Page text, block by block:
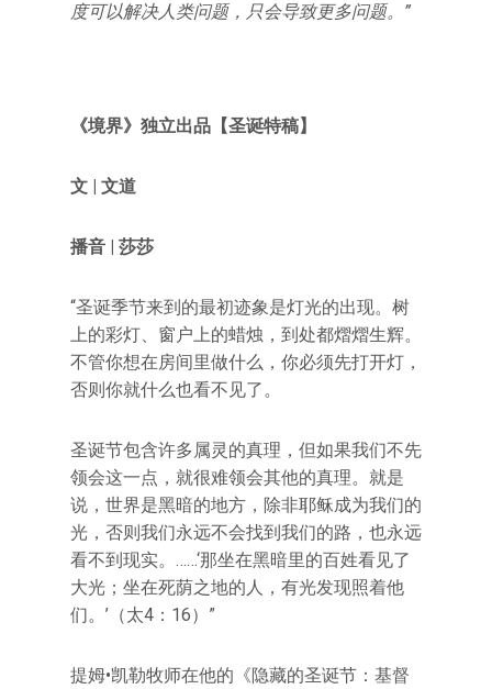
度可以解决人类问题，只会导致更多问题。”
《境界》独立出品【圣诞特稿】
文 | 文道
播音 | 莎莎
“圣诞季节来到的最初迹象是灯光的出现。树
上的彩灯、窗户上的蜡烛，到处都熠熠生辉。
不管你想在房间里做什么，你必须先打开灯，
否则你就什么也看不见了。
圣诞节包含许多属灵的真理，但如果我们不先
领会这一点，就很难领会其他的真理。就是
说，世界是黑暗的地方，除非耶稣成为我们的
光，否则我们永远不会找到我们的路，也永远
看不到现实。……‘那坐在黑暗里的百姓看见了
大光；坐在死荫之地的人，有光发现照着他
们。’（太4：16）”
提姆•凯勒牧师在他的《隐藏的圣诞节：基督